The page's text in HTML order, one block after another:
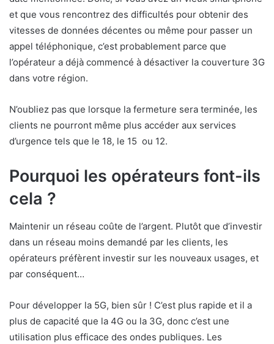
et que vous rencontrez des difficultés pour obtenir des
vitesses de données décentes ou même pour passer un
appel téléphonique, c’est probablement parce que
l’opérateur a déjà commencé à désactiver la couverture 3G
dans votre région.
N’oubliez pas que lorsque la fermeture sera terminée, les
clients ne pourront même plus accéder aux services
d’urgence tels que le 18, le 15 ou 12.
Pourquoi les opérateurs font-ils
cela ?
Maintenir un réseau coûte de l’argent. Plutôt que d’investir
dans un réseau moins demandé par les clients, les
opérateurs préfèrent investir sur les nouveaux usages, et
par conséquent…
Pour développer la 5G, bien sûr ! C’est plus rapide et il a
plus de capacité que la 4G ou la 3G, donc c’est une
utilisation plus efficace des ondes publiques. Les